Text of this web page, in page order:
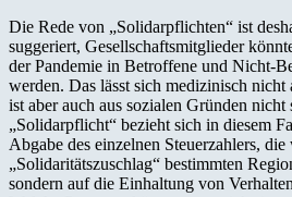
Die Rede von „Solidarpflichten“ ist
suggeriert, Gesellschaftsmitglieder
der Pandemie in Betroffene und Nicht-
werden. Das lässt sich medizinisch nicht
ist aber auch aus sozialen Gründen
„Solidarpflicht“ bezieht sich in diesem
Abgabe des einzelnen Steuerzahlers,
„Solidaritätszuschlag“ bestimmten
sondern auf die Einhaltung von